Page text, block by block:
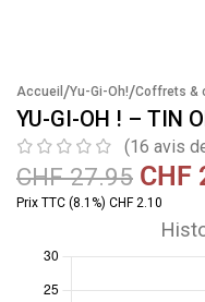
Accueil /Yu-Gi-Oh!/Coffrets &
YU-GI-OH ! – TIN
(16 avis
CHF27.95 CHF
Prix TTC (8.1%) CHF 2.10